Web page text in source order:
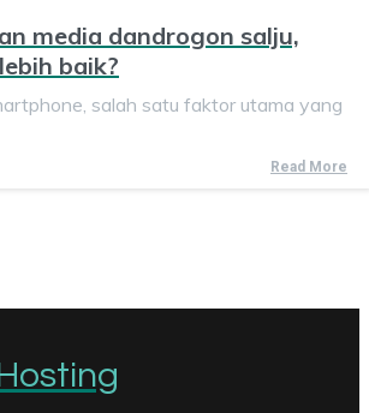
media dandrogon salju,
baik?
salah satu faktor utama yang
Read More